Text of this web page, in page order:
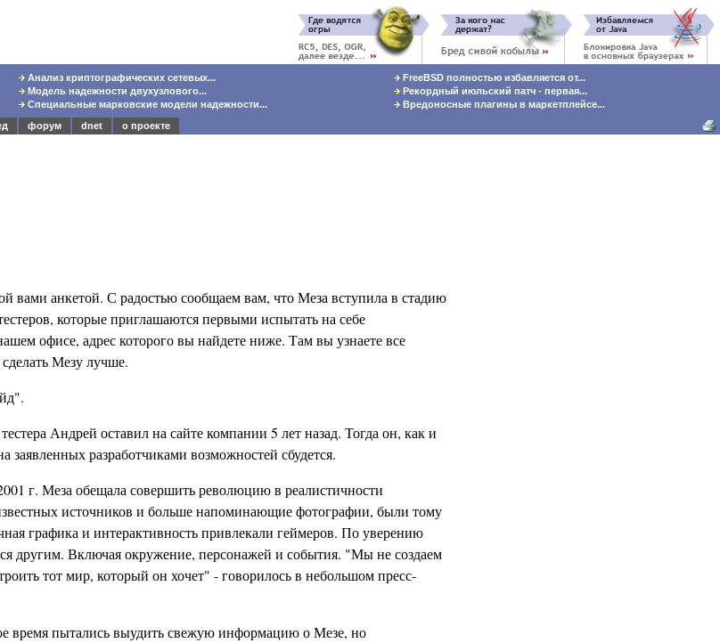
Анализ криптографических сетевых...
Модель надежности двухузлового...
Специальные марковские модели надежности...
FreeBSD полностью избавляется от...
Рекордный июльский патч - первая...
Вредоносные плагины в маркетплейсе...
форум dnet
о проекте
вами анкетой. С радостью сообщаем вам, что Меза вступила в стадию
которые приглашаются первыми испытать на себе
офисе, адрес которого вы найдете ниже. Там вы узнаете все
Мезу лучше.
Андрей оставил на сайте компании 5 лет назад. Тогда он, как и
заявленных разработчиками возможностей сбудется.
г. Меза обещала совершить революцию в реалистичности
источников и больше напоминающие фотографии, были тому
графика и интерактивность привлекали геймеров. По уверению
другим. Включая окружение, персонажей и события. "Мы не создаем
тот мир, который он хочет" - говорилось в небольшом пресс-
время пытались выудить свежую информацию о Мезе, но